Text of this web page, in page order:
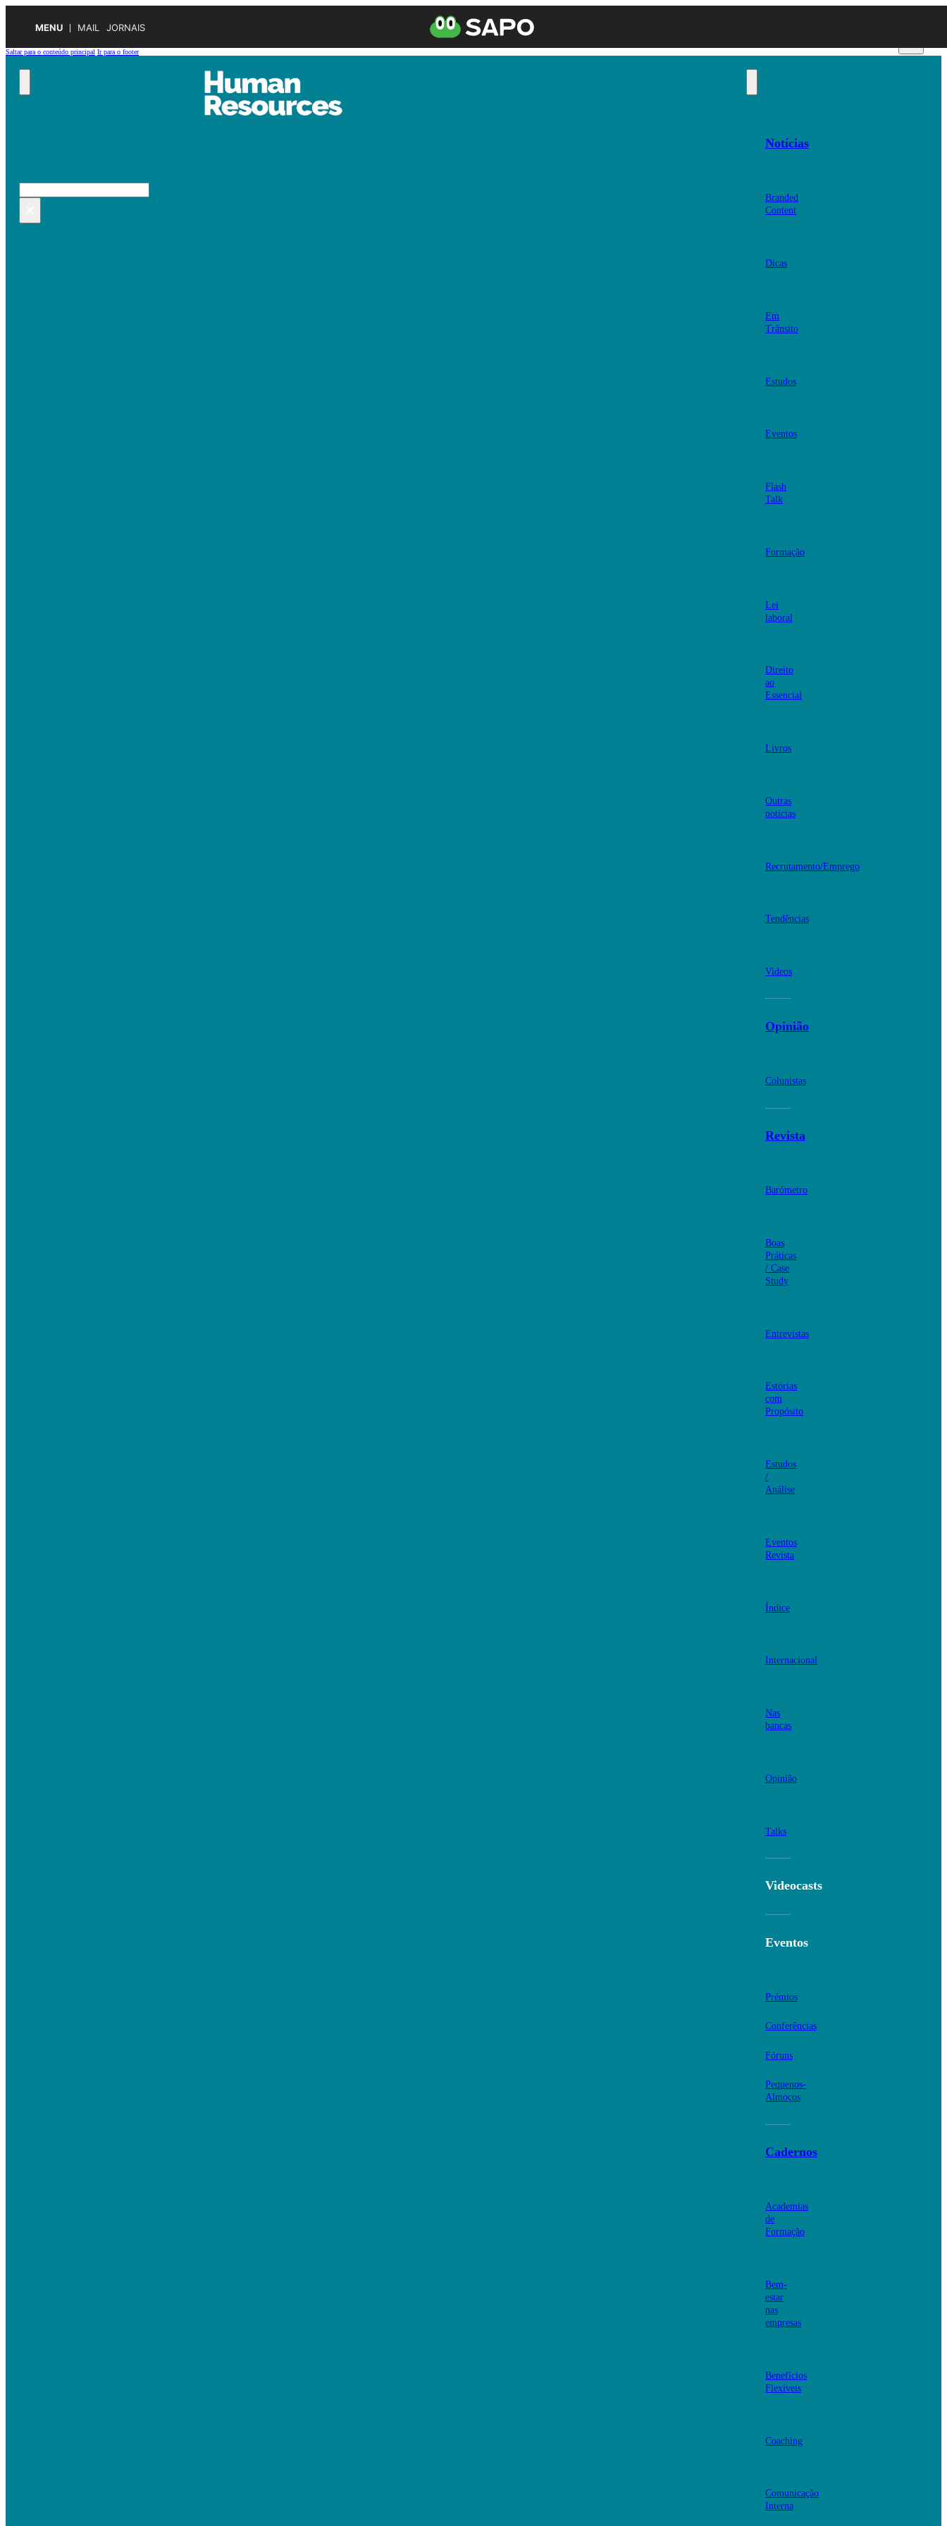
MENU MAIL JORNAIS
Saltar para o conteúdo principal Ir para o footer
Pesquisar
Notícias
Branded
Content
Dicas
Em
Trânsito
Estudos
Eventos
Flash
Talk
Formação
Lei
laboral
Direito
ao
Essencial
Livros
Outras
notícias
Recrutamento/Emprego
Tendências
Videos
Opinião
Colunistas
Revista
Barómetro
Boas
Práticas
/ Case
Study
Entrevistas
Estórias
com
Propósito
Estudos
/
Análise
Eventos
Revista
Índice
Internacional
Nas
bancas
Opinião
Talks
Videocasts
Eventos
Prémios
Conferências
Fóruns
Pequenos-
Almoços
Cadernos
Academias
de
Formação
Bem-
estar
nas
empresas
Benefícios
Flexíveis
Coaching
Comunicação
Interna